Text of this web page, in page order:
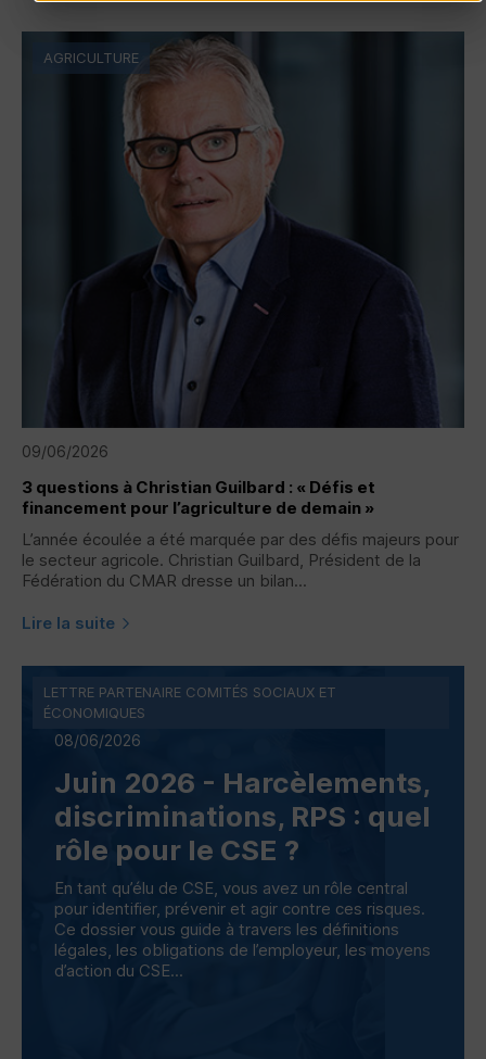
09/06/2026
3 questions à Christian Guilbard : « Défis et
financement pour l’agriculture de demain »
L’année écoulée a été marquée par des défis majeurs pour
le secteur agricole. Christian Guilbard, Président de la
Fédération du CMAR dresse un bilan...
Lire la suite
AGRICULTURE
08/06/2026
Juin 2026 - Harcèlements,
discriminations, RPS : quel
rôle pour le CSE ?
En tant qu’élu de CSE, vous avez un rôle central
pour identifier, prévenir et agir contre ces risques.
Ce dossier vous guide à travers les définitions
légales, les obligations de l’employeur, les moyens
d’action du CSE...
LETTRE PARTENAIRE COMITÉS SOCIAUX ET
ÉCONOMIQUES